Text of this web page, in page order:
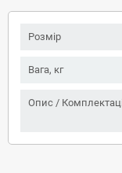
Розмір
Вага, кг
Опис /